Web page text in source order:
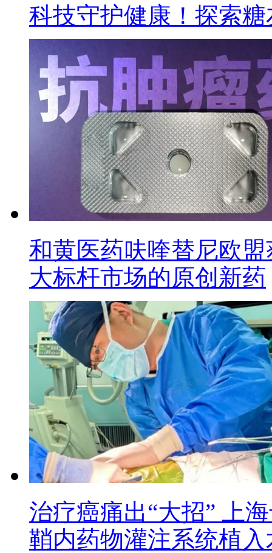
科技守护健康！探索
和黄医药呋喹替尼欧
大标杆市场的原创新药
治疗癌痛出“大招” 上
鞘内药物灌注系统植入